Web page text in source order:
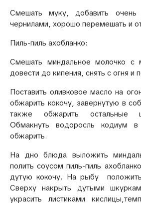
Смешать муку, добавить
чернилами, хорошо перемешать и
Пиль-пиль ахобланко:
Смешать миндальное молочко с
довести до кипения, снять с огня и
Поставить оливковое масло на
обжарить кокочу, завернутую в
также обжарить остальные
Обмакнуть водоросль кодиум
обжарить.
На дно блюда выложить
полить соусом пиль-пиль
дутую кокочу. На рыбу
Сверху накрыть дутыми
украсить листиками